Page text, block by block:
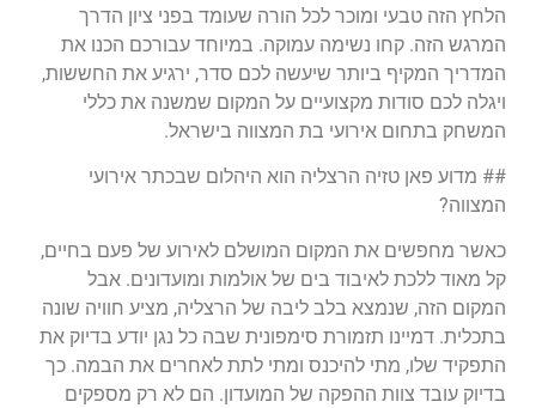
הלחץ הזה טבעי ומוכר לכל הורה שעומד בפני ציון הדרך
המרגש הזה. קחו נשימה עמוקה. במיוחד עבורכם הכנו את
המדריך המקיף ביותר שיעשה לכם סדר, ירגיע את החששות,
ויגלה לכם סודות מקצועיים על המקום שמשנה את כללי
המשחק בתחום אירועי בת המצווה בישראל.
## מדוע פאן טזיה הרצליה הוא היהלום שבכתר אירועי
המצווה?
כאשר מחפשים את המקום המושלם לאירוע של פעם בחיים,
קל מאוד ללכת לאיבוד בים של אולמות ומועדונים. אבל
המקום הזה, שנמצא בלב ליבה של הרצליה, מציע חוויה שונה
בתכלית. דמיינו תזמורת סימפונית שבה כל נגן יודע בדיוק את
התפקיד שלו, מתי להיכנס ומתי לתת לאחרים את הבמה. כך
בדיוק עובד צוות ההפקה של המועדון. הם לא רק מספקים